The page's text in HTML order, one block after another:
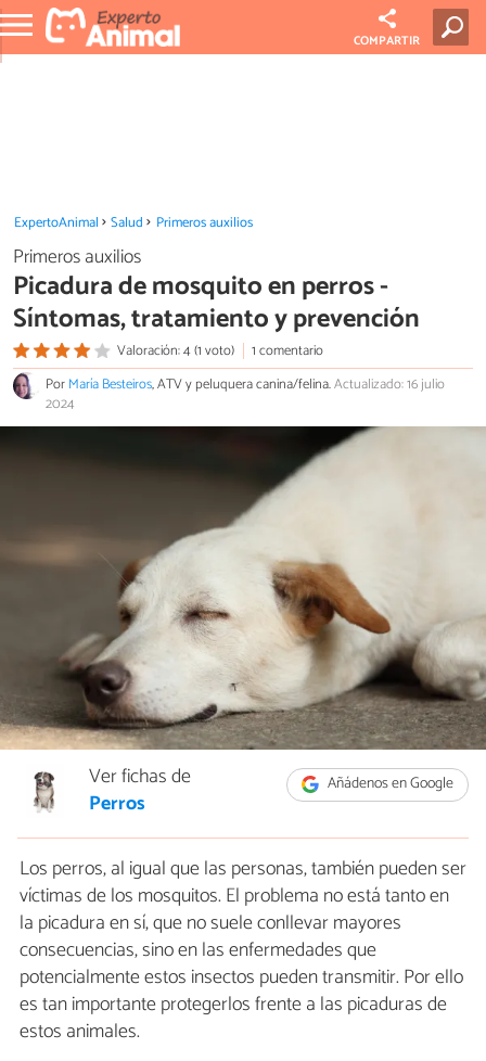
COMPARTIR
ExpertoAnimal Salud Primeros auxilios
Primeros auxilios
Picadura de mosquito en perros -
Síntomas, tratamiento y prevención
Valoración: 4 (1 voto)
1 comentario
PorMaría Besteiros, ATV y peluquera canina/felina.Actualizado: 16 julio
2024
Añádenos en Google
Ver fichas de
Perros
Los perros, al igual que las personas, también pueden ser
víctimas de los mosquitos. El problema no está tanto en
la picadura en sí, que no suele conllevar mayores
consecuencias, sino en las enfermedades que
potencialmente estos insectos pueden transmitir. Por ello
es tan importante protegerlos frente a las picaduras de
estos animales.